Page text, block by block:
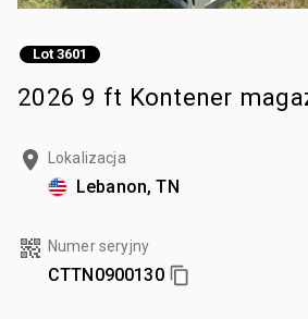
Lot 3601
2026 9 ft Kontener
Lokalizacja
Lebanon, TN
Numer seryjny
CTTN0900130